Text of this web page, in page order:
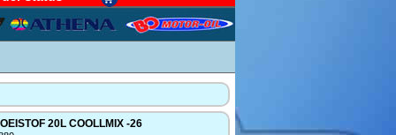
20L COOLLMIX -26